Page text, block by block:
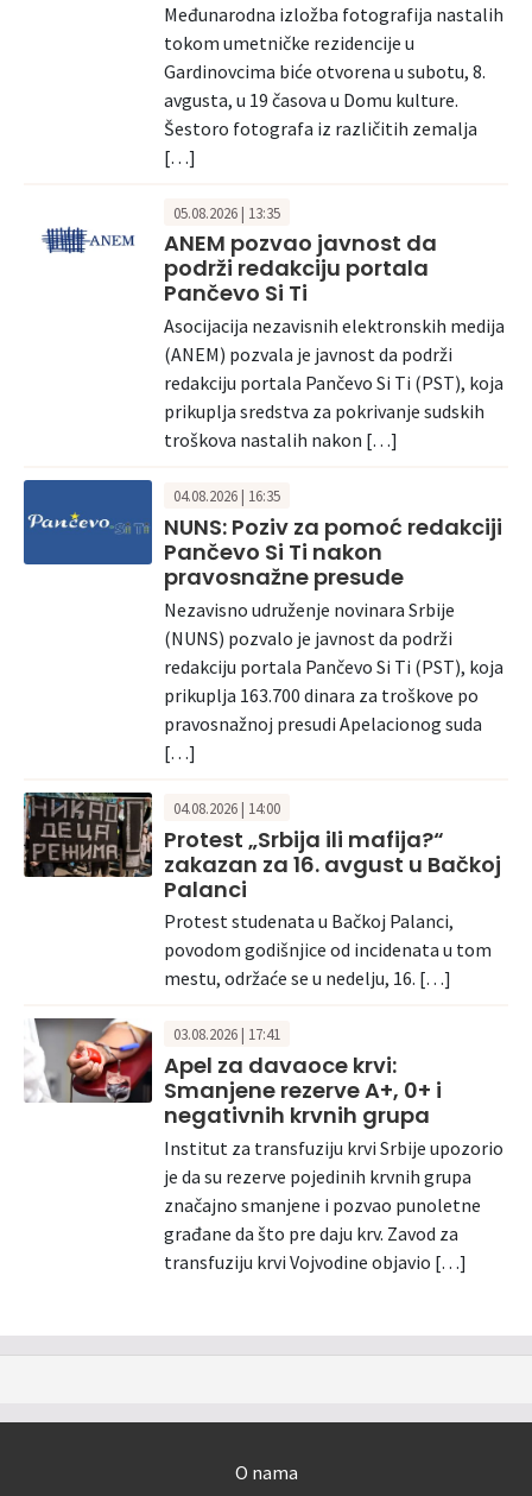
Međunarodna izložba fotografija nastalih
tokom umetničke rezidencije u
Gardinovcima biće otvorena u subotu, 8.
avgusta, u 19 časova u Domu kulture.
Šestoro fotografa iz različitih zemalja
[…]
05.08.2026 | 13:35
ANEM pozvao javnost da
podrži redakciju portala
Pančevo Si Ti
Asocijacija nezavisnih elektronskih medija
(ANEM) pozvala je javnost da podrži
redakciju portala Pančevo Si Ti (PST), koja
prikuplja sredstva za pokrivanje sudskih
troškova nastalih nakon […]
04.08.2026 | 16:35
NUNS: Poziv za pomoć redakciji
Pančevo Si Ti nakon
pravosnažne presude
Nezavisno udruženje novinara Srbije
(NUNS) pozvalo je javnost da podrži
redakciju portala Pančevo Si Ti (PST), koja
prikuplja 163.700 dinara za troškove po
pravosnažnoj presudi Apelacionog suda
[…]
04.08.2026 | 14:00
Protest „Srbija ili mafija?“
zakazan za 16. avgust u Bačkoj
Palanci
Protest studenata u Bačkoj Palanci,
povodom godišnjice od incidenata u tom
mestu, održaće se u nedelju, 16. […]
03.08.2026 | 17:41
Apel za davaoce krvi:
Smanjene rezerve A+, 0+ i
negativnih krvnih grupa
Institut za transfuziju krvi Srbije upozorio
je da su rezerve pojedinih krvnih grupa
značajno smanjene i pozvao punoletne
građane da što pre daju krv. Zavod za
transfuziju krvi Vojvodine objavio […]
O nama